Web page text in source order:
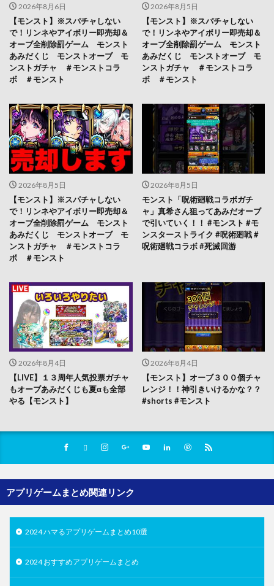
2026年8月6日
【モンスト】※スパチャしない
で！リンネやアイボリー即売却＆
オーブ全削除罰ゲーム モンスト
あみだくじ モンストオーブ モ
ンストガチャ ＃モンストコラ
ボ ＃モンスト
2026年8月5日
【モンスト】※スパチャしない
で！リンネやアイボリー即売却＆
オーブ全削除罰ゲーム モンスト
あみだくじ モンストオーブ モ
ンストガチャ ＃モンストコラ
ボ ＃モンスト
2026年8月5日
【モンスト】※スパチャしない
で！リンネやアイボリー即売却＆
オーブ全削除罰ゲーム モンスト
あみだくじ モンストオーブ モ
ンストガチャ ＃モンストコラ
ボ ＃モンスト
2026年8月5日
モンスト「呪術廻戦コラボガチ
ャ」真希さん狙ってあみだオーブ
で引いていく！！ #モンスト #モ
ンスターストライク #呪術廻戦 #
呪術廻戦コラボ #死滅回游
2026年8月4日
【LIVE】１３周年人気投票ガチャ
もオーブあみだくじも夏αも全部
やる【モンスト】
2026年8月4日
【モンスト】オーブ３００個チャ
レンジ！！神引きいけるかな？？
#shorts #モンスト
アプリゲームまとめ関連リンク
2024 ハマるアプリゲームまとめ10選
2024 おすすめアプリゲームまとめ